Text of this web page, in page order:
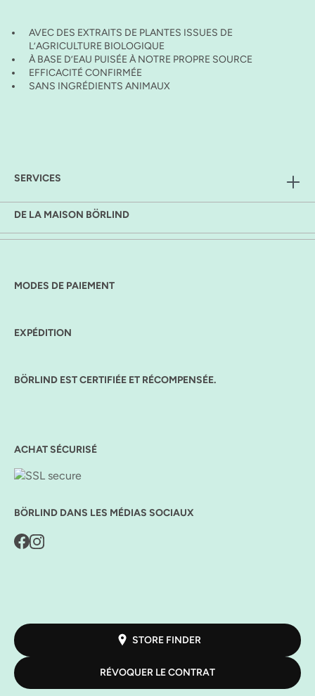
AVEC DES EXTRAITS DE PLANTES ISSUES DE
L’AGRICULTURE BIOLOGIQUE
À BASE D’EAU PUISÉE À NOTRE PROPRE SOURCE
EFFICACITÉ CONFIRMÉE
SANS INGRÉDIENTS ANIMAUX
SERVICES
DE LA MAISON BÖRLIND
MODES DE PAIEMENT
EXPÉDITION
BÖRLIND EST CERTIFIÉE ET RÉCOMPENSÉE.
ACHAT SÉCURISÉ
BÖRLIND DANS LES MÉDIAS SOCIAUX
STORE FINDER
RÉVOQUER LE CONTRAT